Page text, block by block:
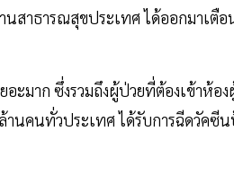
นสาธารณสุขประเทศ ได้ออกมาเตื
มาก ซึ่งรวมถึงผู้ป่วยที่ต้องเข้าห้อ
นคนทั่วประเทศ ได้รับการฉีดวัคซี